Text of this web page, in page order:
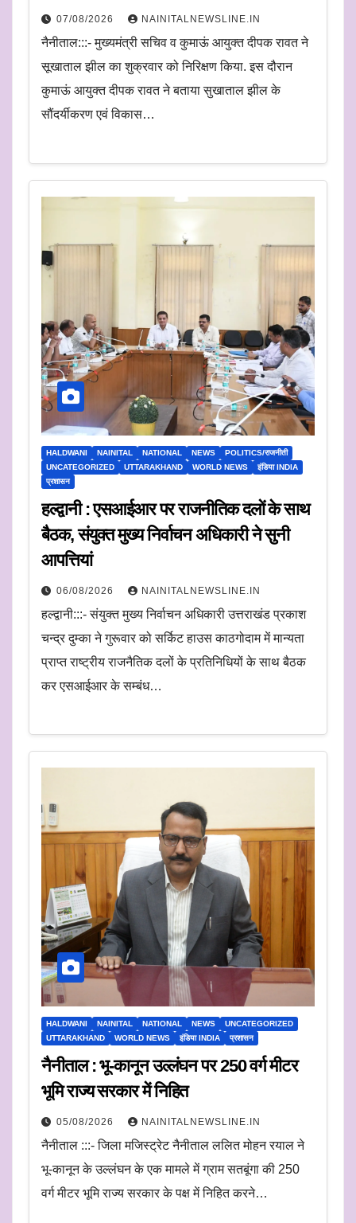
07/08/2026 NAINITALNEWSLINE.IN
नैनीताल:::- मुख्यमंत्री सचिव व कुमाऊं आयुक्त दीपक रावत ने
सूखाताल झील का शुक्रवार को निरिक्षण किया. इस दौरान
कुमाऊं आयुक्त दीपक रावत ने बताया सुखाताल झील के
सौंदर्यीकरण एवं विकास…
HALDWANI NAINITAL NATIONAL NEWS
POLITICS/राजनीती
UNCATEGORIZED
UTTARAKHAND WORLD NEWS
इंडिया INDIA
प्रशासन
हल्द्वानी : एसआईआर पर राजनीतिक दलों के साथ
बैठक, संयुक्त मुख्य निर्वाचन अधिकारी ने सुनी
आपत्तियां
06/08/2026 NAINITALNEWSLINE.IN
हल्द्वानी:::- संयुक्त मुख्य निर्वाचन अधिकारी उत्तराखंड प्रकाश
चन्द्र दुम्का ने गुरूवार को सर्किट हाउस काठगोदाम में मान्यता
प्राप्त राष्ट्रीय राजनैतिक दलों के प्रतिनिधियों के साथ बैठक
कर एसआईआर के सम्बंध…
HALDWANI NAINITAL NATIONAL NEWS
UNCATEGORIZED
UTTARAKHAND
WORLD NEWS इंडिया INDIA प्रशासन
नैनीताल : भू-कानून उल्लंघन पर 250 वर्ग मीटर
भूमि राज्य सरकार में निहित
05/08/2026 NAINITALNEWSLINE.IN
नैनीताल :::- जिला मजिस्ट्रेट नैनीताल ललित मोहन रयाल ने
भू-कानून के उल्लंघन के एक मामले में ग्राम सतबूंगा की 250
वर्ग मीटर भूमि राज्य सरकार के पक्ष में निहित करने…